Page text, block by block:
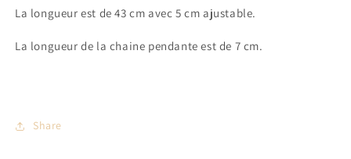
La longueur est de 43 cm avec 5 cm ajustable.
La longueur de la chaine pendante est de 7 cm.
Share